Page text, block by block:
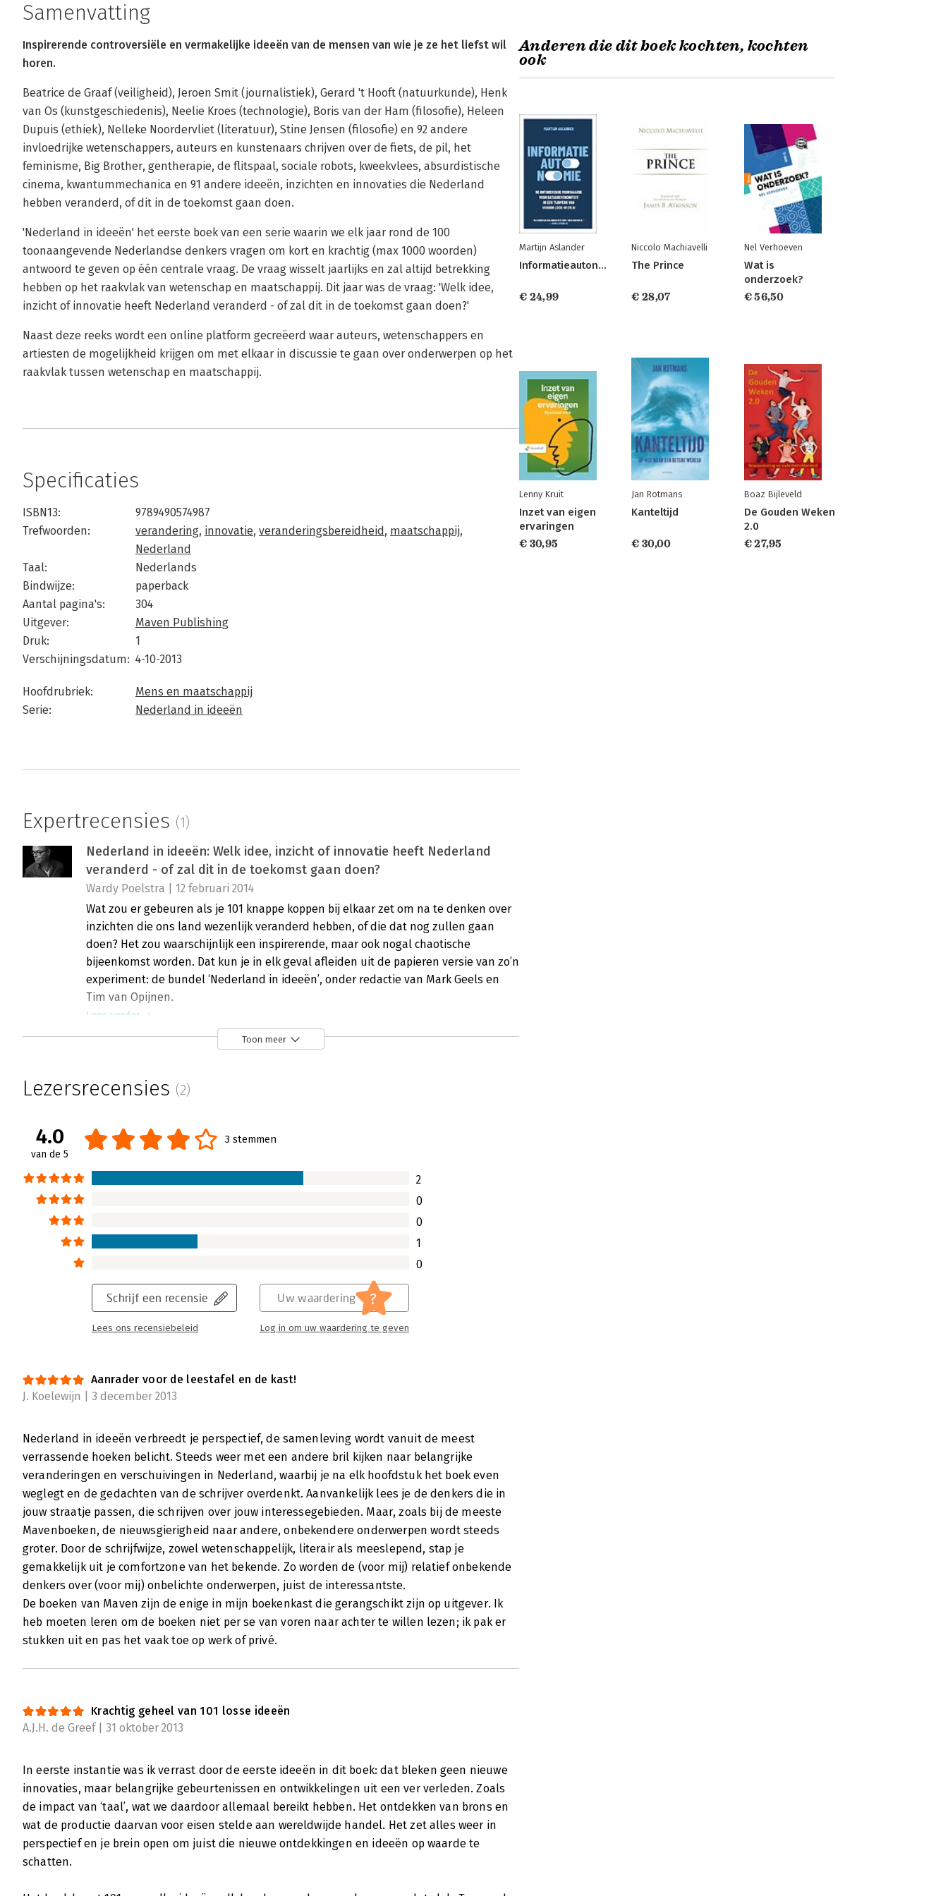
Samenvatting
Inspirerende controversiële en vermakelijke ideeën van de mensen van wie je ze het liefst wil
horen.
Beatrice de Graaf (veiligheid), Jeroen Smit (journalistiek), Gerard 't Hooft (natuurkunde), Henk
van Os (kunstgeschiedenis), Neelie Kroes (technologie), Boris van der Ham (filosofie), Heleen
Dupuis (ethiek), Nelleke Noordervliet (literatuur), Stine Jensen (filosofie) en 92 andere
invloedrijke wetenschappers, auteurs en kunstenaars chrijven over de fiets, de pil, het
feminisme, Big Brother, gentherapie, de flitspaal, sociale robots, kweekvlees, absurdistische
cinema, kwantummechanica en 91 andere ideeën, inzichten en innovaties die Nederland
hebben veranderd, of dit in de toekomst gaan doen.
'Nederland in ideeën' het eerste boek van een serie waarin we elk jaar rond de 100
toonaangevende Nederlandse denkers vragen om kort en krachtig (max 1000 woorden)
antwoord te geven op één centrale vraag. De vraag wisselt jaarlijks en zal altijd betrekking
hebben op het raakvlak van wetenschap en maatschappij. Dit jaar was de vraag: 'Welk idee,
inzicht of innovatie heeft Nederland veranderd - of zal dit in de toekomst gaan doen?'
Naast deze reeks wordt een online platform gecreëerd waar auteurs, wetenschappers en
artiesten de mogelijkheid krijgen om met elkaar in discussie te gaan over onderwerpen op het
raakvlak tussen wetenschap en maatschappij.
Specificaties
ISBN13:
9789490574987
Trefwoorden:
verandering, innovatie, veranderingsbereidheid, maatschappij,
Nederland
Taal:
Nederlands
Bindwijze:
paperback
Aantal pagina's:
304
Uitgever:
Maven Publishing
Druk:
1
Verschijningsdatum: 4-10-2013
Hoofdrubriek:
Mens en maatschappij
Serie:
Nederland in ideeën
Expertrecensies (1)
Nederland in ideeën: Welk idee, inzicht of innovatie heeft Nederland
veranderd - of zal dit in de toekomst gaan doen?
Wardy Poelstra | 12 februari 2014
Wat zou er gebeuren als je 101 knappe koppen bij elkaar zet om na te denken over
inzichten die ons land wezenlijk veranderd hebben, of die dat nog zullen gaan
doen? Het zou waarschijnlijk een inspirerende, maar ook nogal chaotische
bijeenkomst worden. Dat kun je in elk geval afleiden uit de papieren versie van zo’n
experiment: de bundel ‘Nederland in ideeën’, onder redactie van Mark Geels en
Tim van Opijnen.
Lees verder
Toon meer
Lezersrecensies (2)
4.0
van de 5
3 stemmen
2
0
0
1
0
Schrijf een recensie
Lees ons recensiebeleid
Uw waardering ?
Log in om uw waardering te geven
Aanrader voor de leestafel en de kast!
J. Koelewijn | 3 december 2013
Nederland in ideeën verbreedt je perspectief, de samenleving wordt vanuit de meest
verrassende hoeken belicht. Steeds weer met een andere bril kijken naar belangrijke
veranderingen en verschuivingen in Nederland, waarbij je na elk hoofdstuk het boek even
weglegt en de gedachten van de schrijver overdenkt. Aanvankelijk lees je de denkers die in
jouw straatje passen, die schrijven over jouw interessegebieden. Maar, zoals bij de meeste
Mavenboeken, de nieuwsgierigheid naar andere, onbekendere onderwerpen wordt steeds
groter. Door de schrijfwijze, zowel wetenschappelijk, literair als meeslepend, stap je
gemakkelijk uit je comfortzone van het bekende. Zo worden de (voor mij) relatief onbekende
denkers over (voor mij) onbelichte onderwerpen, juist de interessantste.
De boeken van Maven zijn de enige in mijn boekenkast die gerangschikt zijn op uitgever. Ik
heb moeten leren om de boeken niet per se van voren naar achter te willen lezen; ik pak er
stukken uit en pas het vaak toe op werk of privé.
Krachtig geheel van 101 losse ideeën
A.J.H. de Greef | 31 oktober 2013
In eerste instantie was ik verrast door de eerste ideeën in dit boek: dat bleken geen nieuwe
innovaties, maar belangrijke gebeurtenissen en ontwikkelingen uit een ver verleden. Zoals
de impact van ‘taal’, wat we daardoor allemaal bereikt hebben. Het ontdekken van brons en
wat de productie daarvan voor eisen stelde aan wereldwijde handel. Het zet alles weer in
perspectief en je brein open om juist die nieuwe ontdekkingen en ideeën op waarde te
schatten.
Anderen die dit boek kochten, kochten
ook
Martijn Aslander
Informatieautonomie
€ 24,99
Niccolo Machiavelli
The Prince
€ 28,07
Nel Verhoeven
Wat is
onderzoek?
€ 56,50
Lenny Kruit
Inzet van eigen
ervaringen
€ 30,95
Jan Rotmans
Kanteltijd
€ 30,00
Boaz Bijleveld
De Gouden Weken
2.0
€ 27,95